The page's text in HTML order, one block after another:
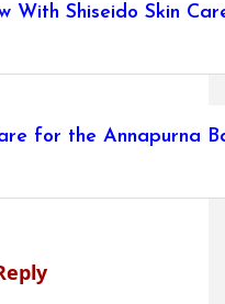
With Shiseido Skin
for the Annapurna